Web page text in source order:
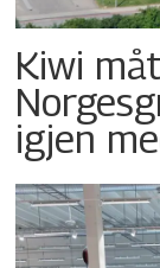
Kiwi
igjen